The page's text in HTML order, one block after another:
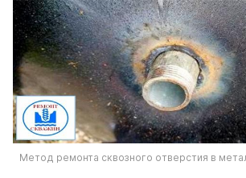
Метод ремонта сквозного отверстия в